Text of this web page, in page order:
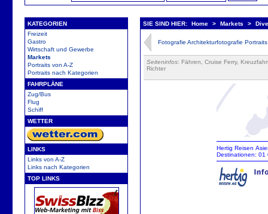
KATEGORIEN
Freizeit
Gastro
Wirtschaft und Gewerbe
Markets
Portraits von A-Z
Portraits nach Kategorien
FAHRPLÄNE
Zug/Bus
Flug
Schiff
WETTER
LINKS
Links von A-Z
Links nach Kategorien
TOP LINKS
SIE SIND HIER: Home > Markets >
Fotografie Architekturfotografie
Seiteninfos: Fähren, Cruise Ferry,
Richter
Hertig Reisen
Destinationen: 01